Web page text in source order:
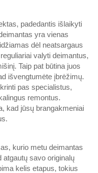
padedantis išlaikyti
yra vienas
dėl neatsargaus
valyti deimantus,
Taip pat būtina juos
išvengtumėte įbrėžimų.
pas specialistus,
remontus.
kad jūsų brangakmeniai
kurio metu deimantas
atgautų savo originalų
kelis etapus, tokius